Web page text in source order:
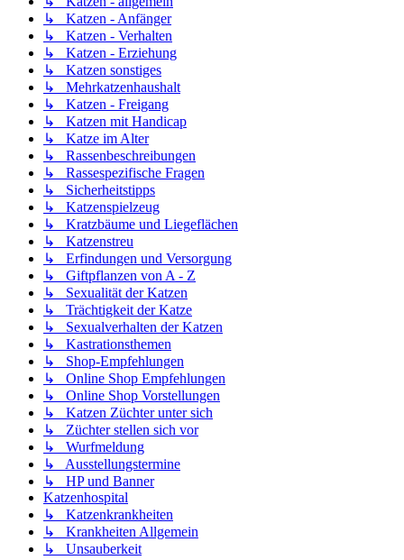
↳ Katzen - Anfänger
↳ Katzen - Verhalten
↳ Katzen - Erziehung
↳ Katzen sonstiges
↳ Mehrkatzenhaushalt
↳ Katzen - Freigang
↳ Katzen mit Handicap
↳ Katze im Alter
↳ Rassenbeschreibungen
↳ Rassespezifische Fragen
↳ Sicherheitstipps
↳ Katzenspielzeug
↳ Kratzbäume und Liegeflächen
↳ Katzenstreu
↳ Erfindungen und Versorgung
↳ Giftpflanzen von A - Z
↳ Sexualität der Katzen
↳ Trächtigkeit der Katze
↳ Sexualverhalten der Katzen
↳ Kastrationsthemen
↳ Shop-Empfehlungen
↳ Online Shop Empfehlungen
↳ Online Shop Vorstellungen
↳ Katzen Züchter unter sich
↳ Züchter stellen sich vor
↳ Wurfmeldung
↳ Ausstellungstermine
↳ HP und Banner
Katzenhospital
↳ Katzenkrankheiten
↳ Krankheiten Allgemein
↳ Unsauberkeit